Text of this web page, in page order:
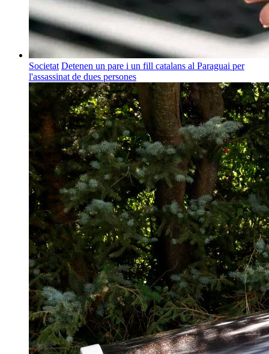
Societat Detenen un pare i un fill catalans al Paraguai per
l'assassinat de dues persones